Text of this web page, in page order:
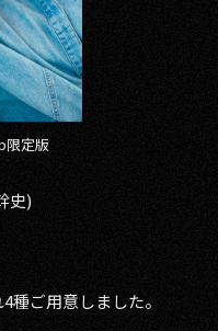
限定版
史)
ご用意しました。